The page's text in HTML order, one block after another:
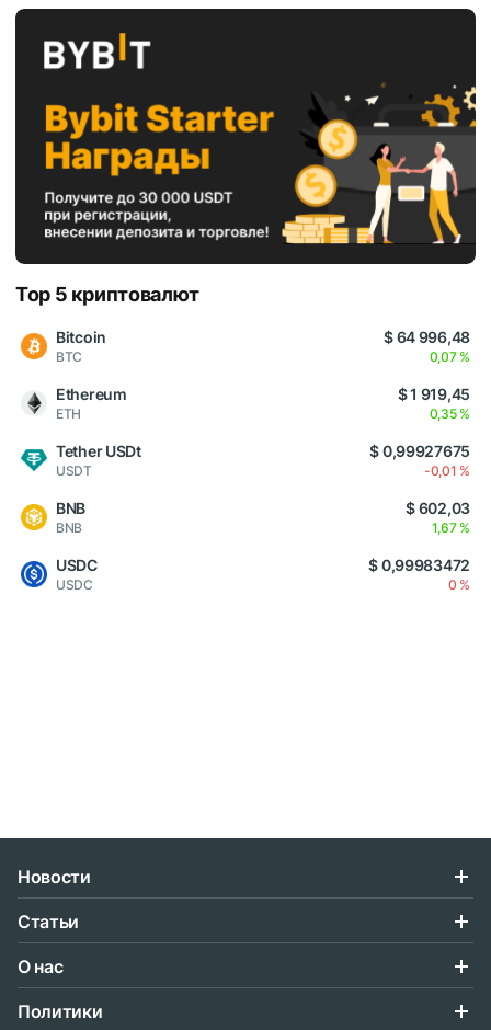
Top 5 криптовалют
Bitcoin
BTC
$ 64 996,48
0,07 %
Ethereum
ETH
$ 1 919,45
0,35 %
Tether USDt
USDT
$ 0,99927675
-0,01 %
BNB
BNB
$ 602,03
1,67 %
USDC
USDC
$ 0,99983472
0 %
Новости
Статьи
О нас
Политики